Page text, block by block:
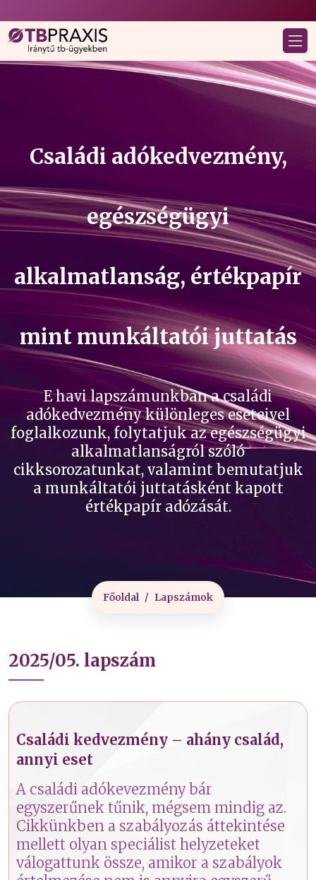
Családi adókedvezmény,
egészségügyi
alkalmatlanság, értékpapír
mint munkáltatói juttatás
E havi lapszámunkban a családi
adókedvezmény különleges eseteivel
foglalkozunk, folytatjuk az egészségügyi
alkalmatlanságról szóló
cikksorozatunkat, valamint bemutatjuk
a munkáltatói juttatásként kapott
értékpapír adózását.
Főoldal Lapszámok
2025/05. lapszám
Családi kedvezmény – ahány család,
annyi eset
A családi adókevezmény bár
egyszerűnek tűnik, mégsem mindig az.
Cikkünkben a szabályozás áttekintése
mellett olyan speciálist helyzeteket
válogattunk össze, amikor a szabályok